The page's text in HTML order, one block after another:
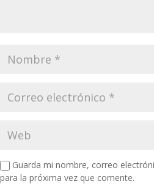
Guarda mi nombre, correo
para la próxima vez que comente.